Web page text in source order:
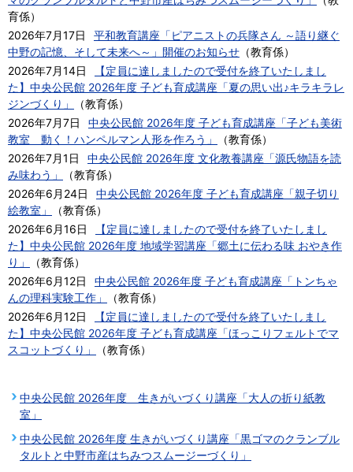
育係）
2026年7月17日
平和教育講座「ピアニストの兵隊さん ～語り継ぐ
中野の記憶、そして未来へ～」開催のお知らせ （教育係）
2026年7月14日
【定員に達しましたので受付を終了いたしまし
た】中央公民館 2026年度 子ども育成講座「夏の思い出♪キラキラレ
ジンづくり」
（教育係）
2026年7月7日
中央公民館 2026年度 子ども育成講座「子ども美術
教室 動く！ハンペルマン人形を作ろう」
（教育係）
2026年7月1日
中央公民館 2026年度 文化教養講座「源氏物語を読
み味わう」
（教育係）
2026年6月24日
中央公民館 2026年度 子ども育成講座「親子切り
絵教室」
（教育係）
2026年6月16日
【定員に達しましたので受付を終了いたしまし
た】中央公民館 2026年度 地域学習講座「郷土に伝わる味 おやき作
り」
（教育係）
2026年6月12日
中央公民館 2026年度 子ども育成講座「トンちゃ
んの理科実験工作」
（教育係）
2026年6月12日
【定員に達しましたので受付を終了いたしまし
た】中央公民館 2026年度 子ども育成講座「ほっこりフェルトでマ
スコットづくり」
（教育係）
中央公民館 2026年度 生きがいづくり講座「大人の折り紙教
室」
中央公民館 2026年度 生きがいづくり講座「黒ゴマのクランブル
タルトと中野市産はちみつスムージーづくり」